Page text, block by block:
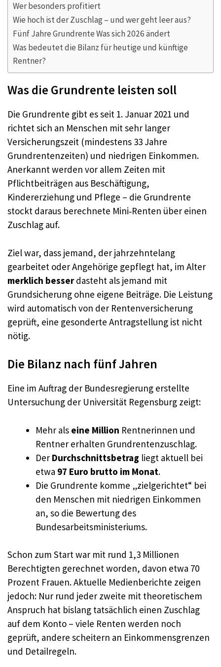
Wer besonders profitiert
Wie hoch ist der Zuschlag – und wer geht leer aus?
Fünf Jahre Grundrente Was sich 2026 ändert
Was bedeutet die Bilanz für heutige und künftige
Rentner?
Was die Grundrente leisten soll
Die Grundrente gibt es seit 1. Januar 2021 und
richtet sich an Menschen mit sehr langer
Versicherungszeit (mindestens 33 Jahre
Grundrentenzeiten) und niedrigen Einkommen.
Anerkannt werden vor allem Zeiten mit
Pflichtbeiträgen aus Beschäftigung,
Kindererziehung und Pflege – die Grundrente
stockt daraus berechnete Mini‑Renten über einen
Zuschlag auf.
Ziel war, dass jemand, der jahrzehntelang
gearbeitet oder Angehörige gepflegt hat, im Alter
merklich besserdasteht als jemand mit
Grundsicherung ohne eigene Beiträge. Die Leistung
wird automatisch von der Rentenversicherung
geprüft, eine gesonderte Antragstellung ist nicht
nötig.
Die Bilanz nach fünf Jahren
Eine im Auftrag der Bundesregierung erstellte
Untersuchung der Universität Regensburg zeigt:
Mehr als eine Million Rentnerinnen und
Rentner erhalten Grundrentenzuschlag.
Der Durchschnittsbetrag liegt aktuell bei
etwa 97 Euro brutto im Monat.
Die Grundrente komme „zielgerichtet“ bei
den Menschen mit niedrigen Einkommen
an, so die Bewertung des
Bundesarbeitsministeriums.
Schon zum Start war mit rund 1,3 Millionen
Berechtigten gerechnet worden, davon etwa 70
Prozent Frauen. Aktuelle Medienberichte zeigen
jedoch: Nur rund jeder zweite mit theoretischem
Anspruch hat bislang tatsächlich einen Zuschlag
auf dem Konto – viele Renten werden noch
geprüft, andere scheitern an Einkommensgrenzen
und Detailregeln.